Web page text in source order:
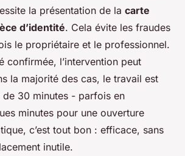
la présentation de la carte
d’identité. Cela évite les fraudes
le propriétaire et le professionnel.
confirmée, l’intervention peut
la majorité des cas, le travail est
de 30 minutes - parfois en
minutes pour une ouverture
c’est tout bon : efficace, sans
inutile.